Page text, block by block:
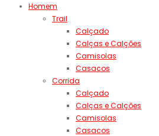
Homem
Trail
Calçado
Calças e Calções
Camisolas
Casacos
Corrida
Calçado
Calças e Calções
Camisolas
Casacos